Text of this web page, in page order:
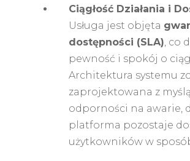
Ciągłość Działania i
Usługa jest objęta
dostępności (SLA), co
pewność i spokój o
Architektura systemu
zaprojektowana z
odporności na awarie,
platforma pozostaje
użytkowników w